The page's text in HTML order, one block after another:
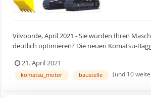
Vilvoorde, April 2021 - Sie würden Ihren
deutlich optimieren? Die neuen Komatsu-
Produktivität bei Erdbewegungseinsätzen und
Aufbauend auf dem Erfolg der ab Werk
21. April 2021
komatsu_motor baustelle (und 10